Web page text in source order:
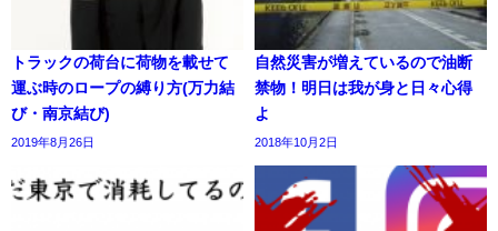
トラックの荷台に荷物を載せて
運ぶ時のロープの縛り方(万力結
び・南京結び)
2019年8月26日
自然災害が増えているので油断
禁物！明日は我が身と日々心得
よ
2018年10月2日